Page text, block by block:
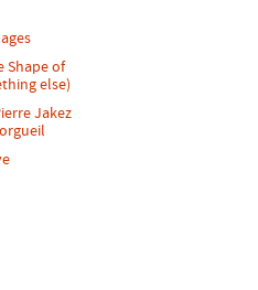
Shape of
else)
Jakez